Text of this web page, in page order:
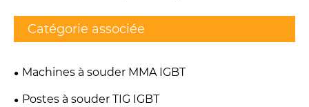
Catégorie associée
Machines à souder MMA IGBT
Postes à souder TIG IGBT